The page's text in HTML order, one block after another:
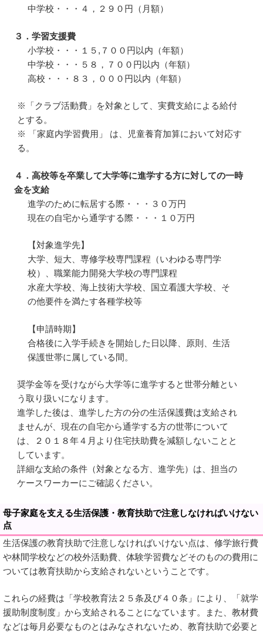
中学校・・・４，２９０円（月額）
３．学習支援費
小学校・・・１５,７００円以内（年額）
中学校・・・５８，７００円以内（年額）
高校・・・８３，０００円以内（年額）
※「クラブ活動費」を対象として、実費支給による給付
とする。
※ 「家庭内学習費用」 は、児童養育加算において対応す
る。
４．高校等を卒業して大学等に進学する方に対しての一時
金を支給
進学のために転居する際・・・３０万円
現在の自宅から通学する際・・・１０万円
【対象進学先】
大学、短大、専修学校専門課程（いわゆる専門学
校）、職業能力開発大学校の専門課程
水産大学校、海上技術大学校、国立看護大学校、そ
の他要件を満たす各種学校等
【申請時期】
合格後に入学手続きを開始した日以降、原則、生活
保護世帯に属している間。
奨学金等を受けながら大学等に進学すると世帯分離とい
う取り扱いになります。
進学した後は、進学した方の分の生活保護費は支給され
ませんが、現在の自宅から通学する方の世帯について
は、２０１８年４月より住宅扶助費を減額しないことと
しています。
詳細な支給の条件（対象となる方、進学先）は、担当の
ケースワーカーにご確認ください。
母子家庭を支える生活保護・教育扶助で注意しなければいけない
点
生活保護の教育扶助で注意しなければいけない点は、修学旅行費
や林間学校などの校外活動費、体験学習費などそのものの費用に
ついては教育扶助から支給されないということです。
これらの経費は「学校教育法２５条及び４０条」により、「就学
援助制度制度」から支給されることになています。また、教材費
などは毎月必要なものとはみなされないため、教育扶助で必要と